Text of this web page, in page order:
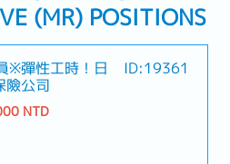
(MR) POSITIONS
※彈性工時！日
險公司
ID:19361
NTD